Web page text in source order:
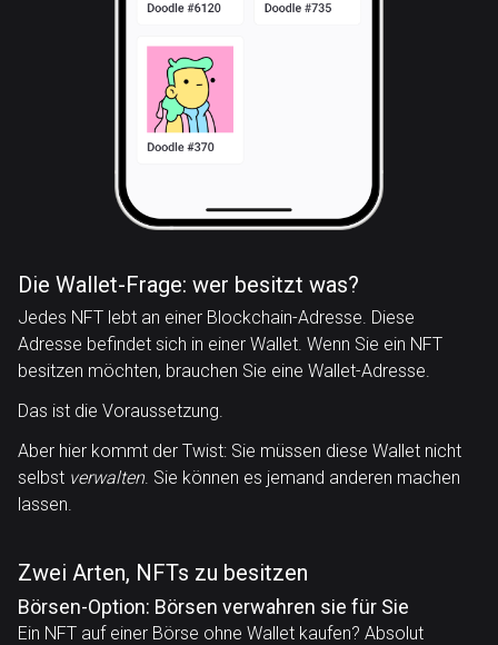
Die Wallet-Frage: wer besitzt was?
Jedes NFT lebt an einer Blockchain-Adresse. Diese
Adresse befindet sich in einer Wallet. Wenn Sie ein NFT
besitzen möchten, brauchen Sie eine Wallet-Adresse.
Das ist die Voraussetzung.
Aber hier kommt der Twist: Sie müssen diese Wallet nicht
selbst verwalten. Sie können es jemand anderen machen
lassen.
Zwei Arten, NFTs zu besitzen
Börsen-Option: Börsen verwahren sie für Sie
Ein NFT auf einer Börse ohne Wallet kaufen? Absolut